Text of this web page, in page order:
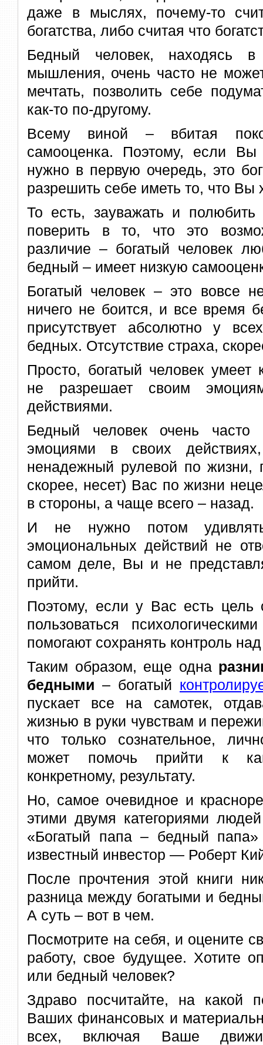
даже в мыслях, почему-то
богатства, либо считая что
Бедный человек, находясь в
мышления, очень часто не
мечтать, позволить себе
как-то по-другому.
Всему виной – вбитая
самооценка. Поэтому, если Вы
нужно в первую очередь, это
разрешить себе иметь то, что Вы
То есть, зауважать и
поверить в то, что это
различие – богатый человек
бедный – имеет низкую
Богатый человек – это вовсе
ничего не боится, и все время
присутствует абсолютно у
бедных. Отсутствие страха,
Просто, богатый человек умеет
не разрешает своим
действиями.
Бедный человек очень часто
эмоциями в своих
ненадежный рулевой по жизни,
скорее, несет) Вас по жизни
в стороны, а чаще всего – назад.
И не нужно потом
эмоциональных действий не
самом деле, Вы и не
прийти.
Поэтому, если у Вас есть цель
пользоваться
помогают сохранять контроль
Таким образом, еще одна
бедными – богатый
пускает все на самотек,
жизнью в руки чувствам и
что только сознательное,
может помочь прийти к
конкретному, результату.
Но, самое очевидное и
этими двумя категориями
«Богатый папа – бедный
известный инвестор — Роберт
После прочтения этой книги
разница между богатыми и
А суть – вот в чем.
Посмотрите на себя, и оцените
работу, свое будущее. Хотите
или бедный человек?
Здраво посчитайте, на какой
Ваших финансовых и
всех, включая Ваше